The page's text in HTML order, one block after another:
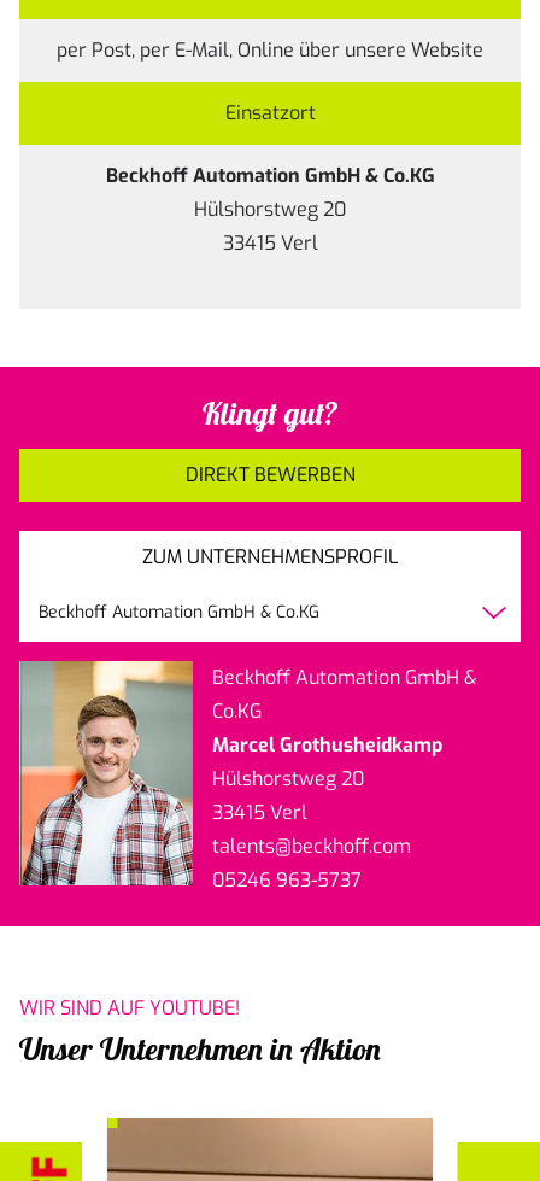
per Post, per E-Mail, Online über unsere Website
Einsatzort
Beckhoff Automation GmbH & Co.KG
Hülshorstweg 20
33415 Verl
Klingt gut?
DIREKT BEWERBEN
ZUM UNTERNEHMENSPROFIL
Beckhoff Automation GmbH &
Co.KG
Marcel Grothusheidkamp
Hülshorstweg 20
33415 Verl
talents@beckhoff.com
05246 963-5737
Beckhoff Automation GmbH & Co.KG
WIR SIND AUF YOUTUBE!
Unser Unternehmen in Aktion